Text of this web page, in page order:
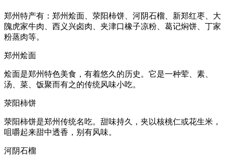
郑州特产有：郑州烩面、荥阳柿饼、河阴石榴、新郑红枣、大
隗虎家牛肉、西义兴卤肉、夹津口橡子凉粉、葛记焖饼、丁家
粉蒸肉等。
郑州烩面
烩面是郑州特色美食，有着悠久的历史。它是一种荤、素、
汤、菜、饭聚而有之的传统风味小吃。
荥阳柿饼
荥阳柿饼是郑州传统名吃。甜味持久，夹以核桃仁或花生米，
咀嚼起来甜中透香，别有风味。
河阴石榴